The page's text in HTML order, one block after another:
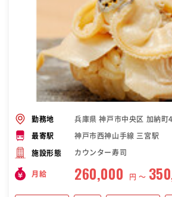
勤務地 兵庫県 神戸市中央区 加納町
最寄駅 神戸市西神山手線 三宮駅
施設形態 カウンター寿司
月給 260,000 円 〜